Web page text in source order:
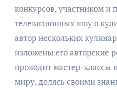
конкурсов, участником и
телевизионных шоу о
автор нескольких
изложены его авторские
проводит мастер-классы
миру, делясь своими